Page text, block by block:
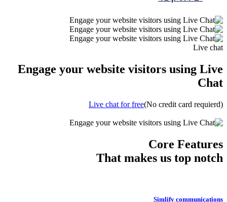
Engage your website visitors using
Live chat for free(No credit card
Core
That makes ustop
Simlify